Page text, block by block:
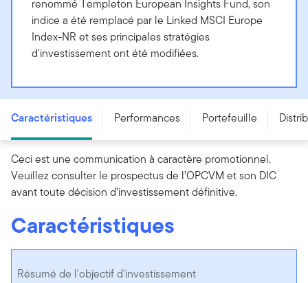
renommé Templeton European Insights Fund, son
indice a été remplacé par le Linked MSCI Europe
Index-NR et ses principales stratégies
d'investissement ont été modifiées.
LU3072335410
Caractéristiques Performances Portefeuille
Ceci est une communication à caractère promotionnel.
Veuillez consulter le prospectus de l’OPCVM et son DIC
avant toute décision d’investissement définitive.
Caractéristiques
Résumé de l'objectif d'investissement